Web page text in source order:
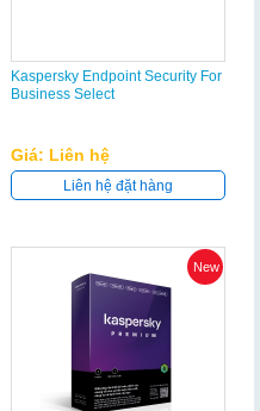
Kaspersky Endpoint Security For
Business Select
Giá: Liên hệ
Liên hệ đặt hàng
New